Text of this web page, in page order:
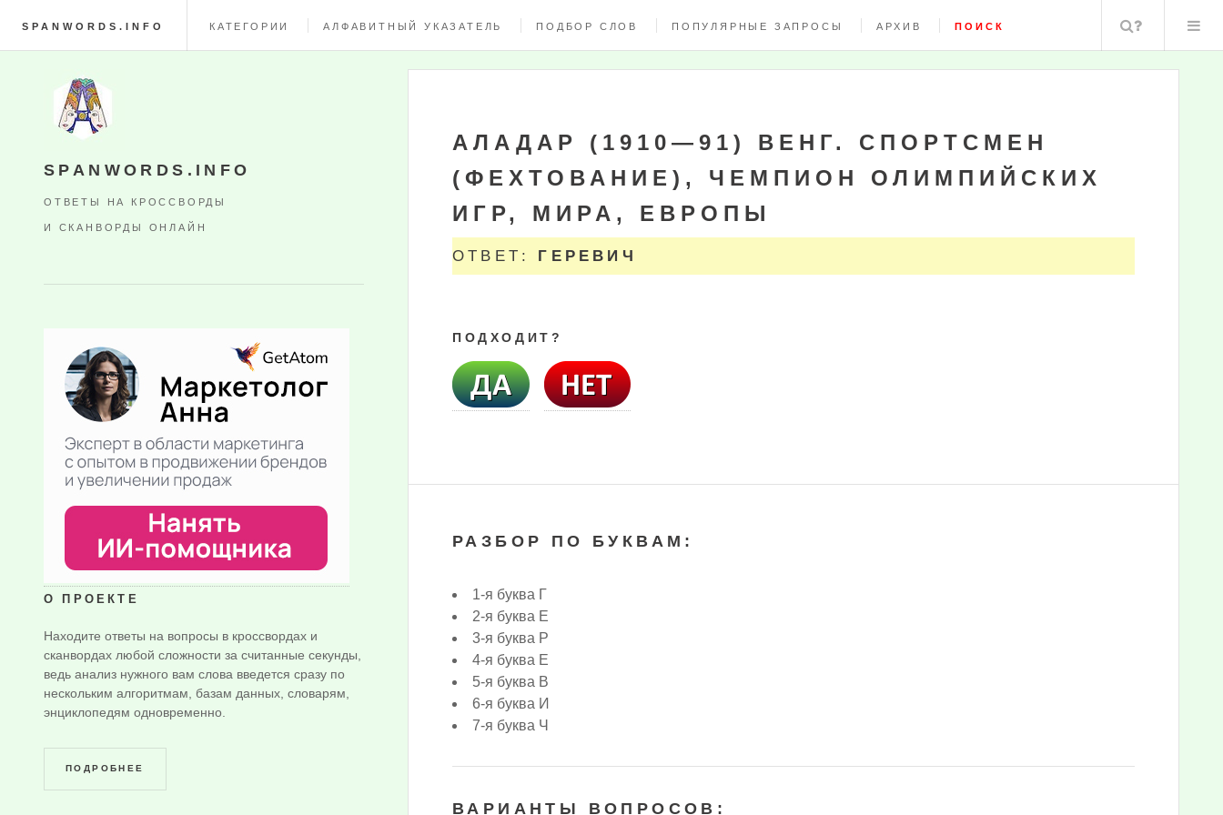
SPANWORDS.INFO КАТЕГОРИИ АЛФАВИТНЫЙ УКАЗАТЕЛЬ ПОДБОР СЛОВ ПОПУЛЯРНЫЕ ЗАПРОСЫ АРХИВ ПОИСК Поиск
АЛАДАР (1910—91) ВЕНГ. СПОРТСМЕН
(ФЕХТОВАНИЕ), ЧЕМПИОН ОЛИМПИЙСКИХ
ИГР, МИРА, ЕВРОПЫ
ОТВЕТ: ГЕРЕВИЧ
ПОДХОДИТ?
РАЗБОР ПО БУКВАМ:
1-я буква Г
2-я буква Е
3-я буква Р
4-я буква Е
5-я буква В
6-я буква И
7-я буква Ч
ВАРИАНТЫ ВОПРОСОВ:
SPANWORDS.INFO
ОТВЕТЫ НА КРОССВОРДЫ
И СКАНВОРДЫ ОНЛАЙН
О ПРОЕКТЕ
Находите ответы на вопросы в кроссвордах и
сканвордах любой сложности за считанные секунды,
ведь анализ нужного вам слова введется сразу по
нескольким алгоритмам, базам данных, словарям,
энциклопедям одновременно.
ПОДРОБНЕЕ